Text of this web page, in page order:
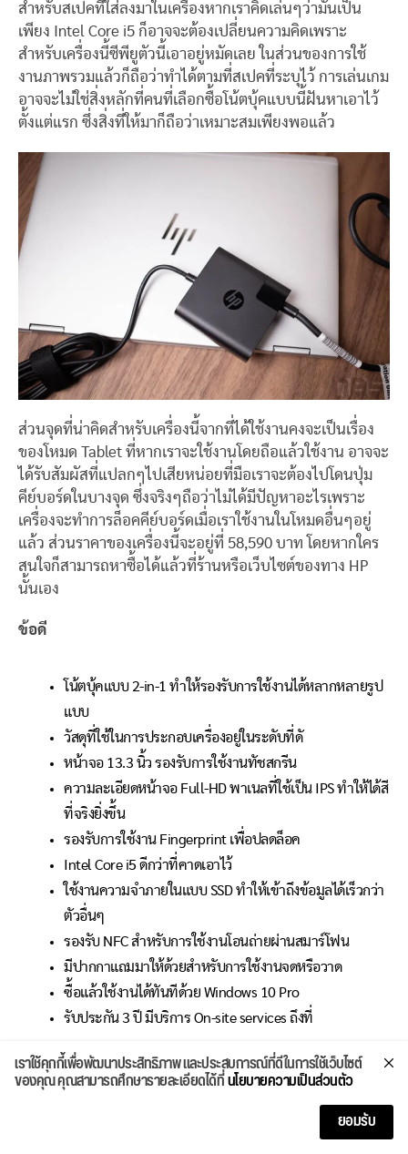
สำหรับสเปคที่ใส่ลงมาในเครื่องหากเราคิดเล่นๆว่ามันเป็น
เพียง Intel Core i5 ก็อาจจะต้องเปลี่ยนความคิดเพราะ
สำหรับเครื่องนี้ซีพียูตัวนี้เอาอยู่หมัดเลย ในส่วนของการใช้
งานภาพรวมแล้วก็ถือว่าทำได้ตามที่สเปคที่ระบุไว้ การเล่นเกม
อาจจะไม่ใช่สิ่งหลักที่คนที่เลือกซื้อโน้ตบุ้คแบบนี้ฝันหาเอาไว้
ตั้งแต่แรก ซึ่งสิ่งที่ให้มาก็ถือว่าเหมาะสมเพียงพอแล้ว
ส่วนจุดที่น่าคิดสำหรับเครื่องนี้จากที่ได้ใช้งานคงจะเป็นเรื่อง
ของโหมด Tablet ที่หากเราจะใช้งานโดยถือแล้วใช้งาน อาจจะ
ได้รับสัมผัสที่แปลกๆไปเสียหน่อยที่มือเราจะต้องไปโดนปุ่ม
คีย์บอร์ดในบางจุด ซึ่งจริงๆถือว่าไม่ได้มีปัญหาอะไรเพราะ
เครื่องจะทำการล็อคคีย์บอร์ดเมื่อเราใช้งานในโหมดอื่นๆอยู่
แล้ว ส่วนราคาของเครื่องนี้จะอยู่ที่ 58,590 บาท โดยหากใคร
สนใจก็สามารถหาซื้อได้แล้วที่ร้านหรือเว็บไซต์ของทาง HP
นั้นเอง
ข้อดี
โน้ตบุ้คแบบ 2-in-1 ทำให้รองรับการใช้งานได้หลากหลายรูป
แบบ
วัสดุที่ใช้ในการประกอบเครื่องอยู่ในระดับที่ดั
หน้าจอ 13.3 นิ้ว รองรับการใช้งานทัชสกรีน
ความละเอียดหน้าจอ Full-HD พาเนลที่ใช้เป็น IPS ทำให้ได้สี
ที่จริงยิ่งขึ้น
รองรับการใช้งาน Fingerprint เพื่อปลดล็อค
Intel Core i5 ดีกว่าที่คาดเอาไว้
ใช้งานความจำภายในแบบ SSD ทำให้เข้าถึงข้อมูลได้เร็วกว่า
ตัวอื่นๆ
รองรับ NFC สำหรับการใช้งานโอนถ่ายผ่านสมาร์โฟน
มีปากกาแถมมาให้ด้วยสำหรับการใช้งานจดหรือวาด
ซื้อแล้วใช้งานได้ทันทีด้วย Windows 10 Pro
รับประกัน 3 ปี มีบริการ On-site services ถึงที่
ข้อสังเกต
เราใช้คุกกี้เพื่อพัฒนาประสิทธิภาพ และประสบการณ์ที่ดีในการใช้เว็บไซต์
ของคุณ คุณสามารถศึกษารายละเอียดได้ที่นโยบายความเป็นส่วนตัว
ยอมรับ